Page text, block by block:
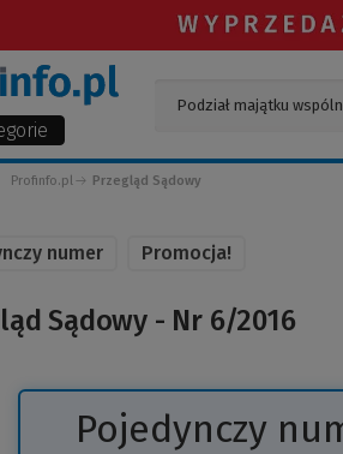
Profinfo.pl Przegląd Sądowy
numer Promocja!
Sądowy - Nr 6/2016
Pojedynczy